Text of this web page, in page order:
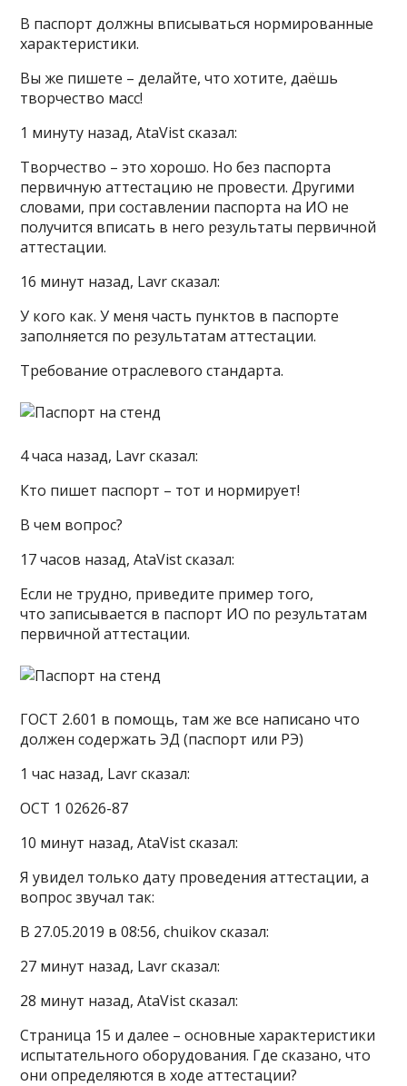
В паспорт должны вписываться нормированные
характеристики.
Вы же пишете – делайте, что хотите, даёшь
творчество масс!
1 минуту назад, AtaVist сказал:
Творчество – это хорошо. Но без паспорта
первичную аттестацию не провести. Другими
словами, при составлении паспорта на ИО не
получится вписать в него результаты первичной
аттестации.
16 минут назад, Lavr сказал:
У кого как. У меня часть пунктов в паспорте
заполняется по результатам аттестации.
Требование отраслевого стандарта.
4 часа назад, Lavr сказал:
Кто пишет паспорт – тот и нормирует!
В чем вопрос?
17 часов назад, AtaVist сказал:
Если не трудно, приведите пример того,
что записывается в паспорт ИО по результатам
первичной аттестации.
ГОСТ 2.601 в помощь, там же все написано что
должен содержать ЭД (паспорт или РЭ)
1 час назад, Lavr сказал:
ОСТ 1 02626-87
10 минут назад, AtaVist сказал:
Я увидел только дату проведения аттестации, а
вопрос звучал так:
В ‎27‎.‎05‎.‎2019 в 08:56, chuikov сказал:
27 минут назад, Lavr сказал:
28 минут назад, AtaVist сказал:
Страница 15 и далее – основные характеристики
испытательного оборудования. Где сказано, что
они определяются в ходе аттестации?